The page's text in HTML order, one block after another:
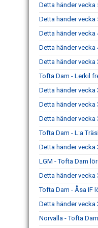
Detta händer vecka
Detta händer vecka
Detta händer vecka
Detta händer vecka
Detta händer vecka
Tofta Dam - Lerkil
Detta händer vecka
Detta händer vecka
Detta händer vecka
Tofta Dam - L:a
Detta händer vecka
LGM - Tofta Dam
Detta händer vecka
Tofta Dam - Åsa IF
Detta händer vecka
Norvalla - Tofta